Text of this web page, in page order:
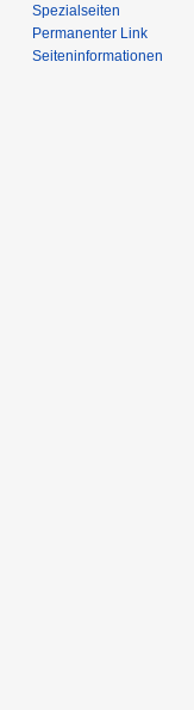
Spezialseiten
Permanenter Link
Seiten­informationen